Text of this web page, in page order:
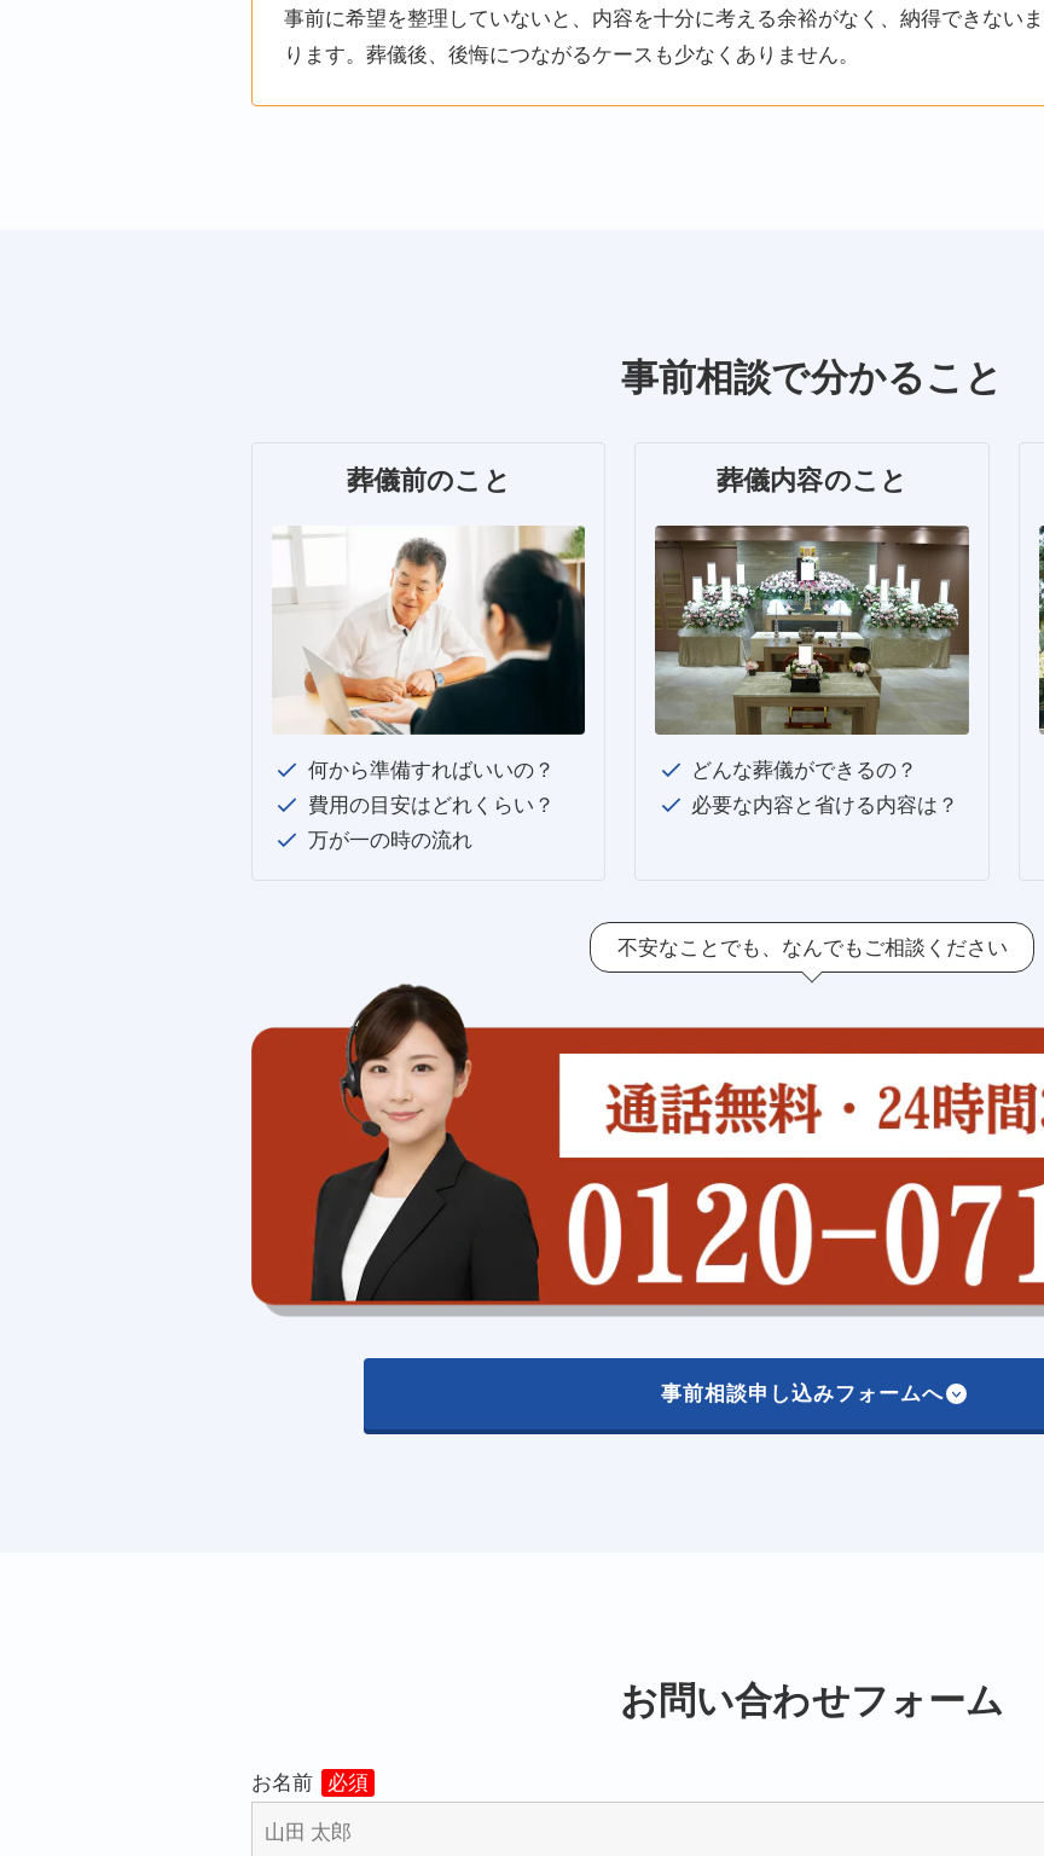
事前に希望を整理していないと、内容を十分に考える余裕がなく、納得できない
ります。葬儀後、後悔につながるケースも少なくありません。
事前相談で分かること
葬儀前のこと
何から準備すればいいの？
費用の目安はどれくらい？
万が一の時の流れ
葬儀内容のこと
どんな葬儀ができるの？
必要な内容と省ける内容は？
不安なことでも、 なんでもご相談ください
事前相談申し込みフォームへ
お問い合わせフォーム
お名前 必須